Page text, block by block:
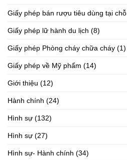
Giấy phép bán rượu tiêu dùng tại chỗ
Giấy phép lữ hành du lịch (8)
Giấy phép Phòng cháy chữa cháy (1)
Giấy phép về Mỹ phẩm (14)
Giới thiệu (12)
Hành chính (24)
Hình sự (132)
Hình sự (27)
Hình sự- Hành chính (34)